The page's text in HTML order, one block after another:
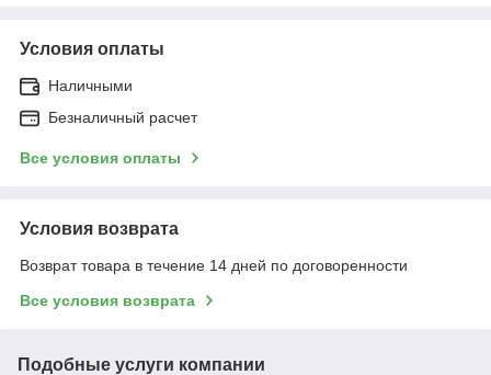
Условия оплаты
Наличными
Безналичный расчет
Все условия оплаты
Условия возврата
Возврат товара в течение 14 дней по договоренности
Все условия возврата
Подобные услуги компании